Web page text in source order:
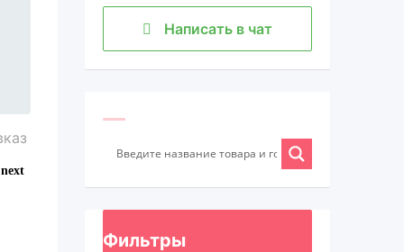
Написать в чат
Фильтры